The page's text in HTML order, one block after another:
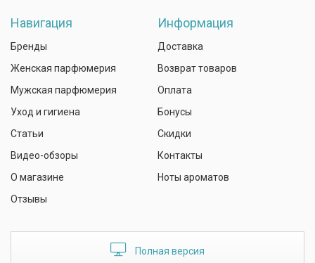
Навигация
Бренды
Женская парфюмерия
Мужская парфюмерия
Уход и гигиена
Статьи
Видео-обзоры
О магазине
Отзывы
Информация
Доставка
Возврат товаров
Оплата
Бонусы
Скидки
Контакты
Ноты ароматов
Полная версия